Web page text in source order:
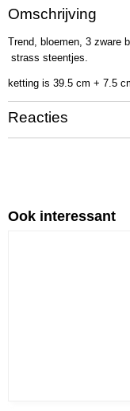
Productcode
03147
Productcode leverancier
158
Netto gewicht
84,00 g
Bruto gewicht
Omschrijving
Trend, bloemen, 3 zware
strass steentjes.
ketting is 39.5 cm + 7.5
Reacties
Ook interessant